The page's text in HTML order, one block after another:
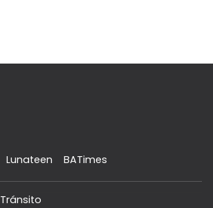
Lunateen BATimes
Tránsito